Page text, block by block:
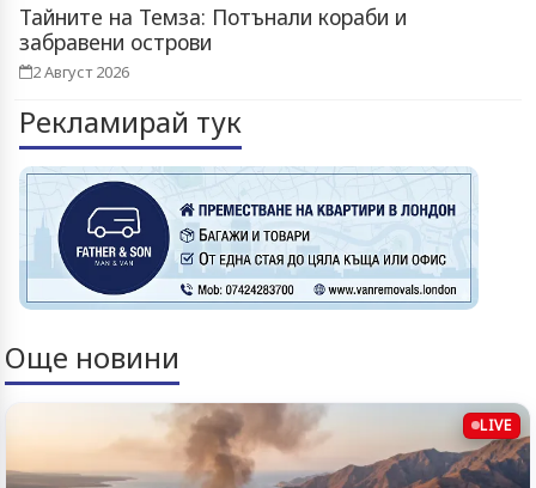
Тайните на Темза: Потънали кораби и
забравени острови
2 Август 2026
Рекламирай тук
Още новини
LIVE